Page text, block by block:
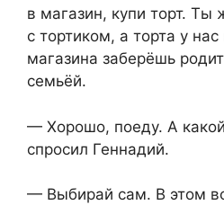
в магазин, купи торт. Ты
с тортиком, а торта у нас
магазина заберёшь
семьёй.
— Хорошо, поеду. А
спросил Геннадий.
— Выбирай сам. В этом